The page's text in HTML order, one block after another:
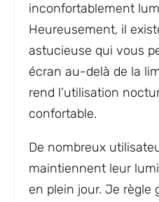
inconfortablement
Heureusement, il
astucieuse qui vous
écran au-delà de la
rend l’utilisation
confortable.
De nombreux
maintiennent leur
en plein jour. Je règle